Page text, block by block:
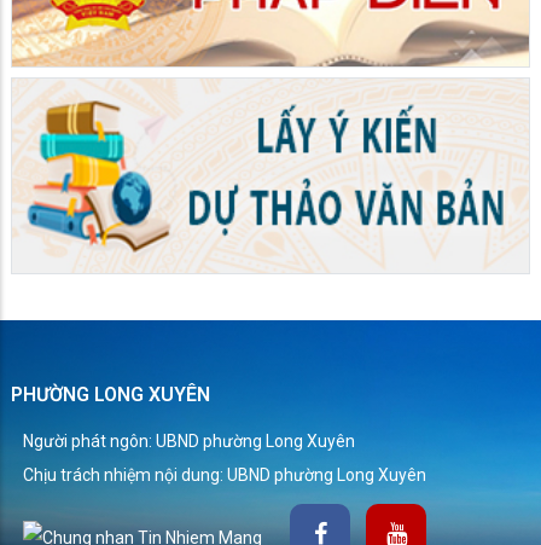
PHƯỜNG LONG XUYÊN
Người phát ngôn: UBND phường Long Xuyên
Chịu trách nhiệm nội dung: UBND phường Long Xuyên